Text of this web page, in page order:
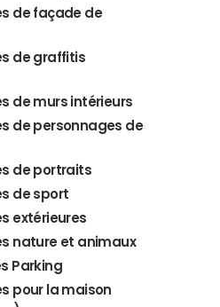
de façade de
de graffitis
de murs intérieurs
de personnages de
de portraits
de sport
extérieures
nature et animaux
Parking
pour la maison